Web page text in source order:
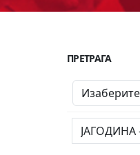
ПРЕТРАГА